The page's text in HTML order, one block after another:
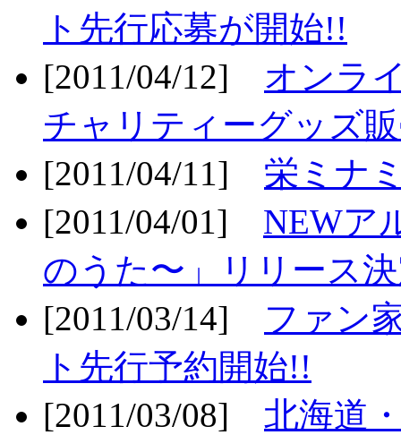
ト先行応募が開始!!
[2011/04/12] オンラ
チャリティーグッズ
[2011/04/11] 栄ミナ
[2011/04/01] NEWア
のうた〜」リリース
[2011/03/14] ファン
ト先行予約開始!!
[2011/03/08] 北海道